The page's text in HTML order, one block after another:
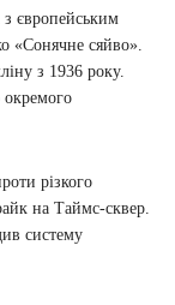
з європейським
«Сонячне сяйво».
з 1936 року.
окремого
різкого
на Таймс-сквер.
систему